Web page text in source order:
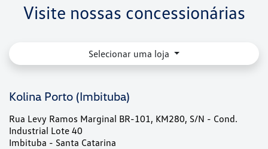
Visite nossas concessionárias
Selecionar uma loja
Kolina Porto (Imbituba)
Rua Levy Ramos Marginal BR-101, KM280, S/N - Cond.
Industrial Lote 40
Imbituba - Santa Catarina